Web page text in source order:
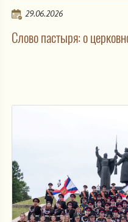
29.06.2026
Слово пастыря: о